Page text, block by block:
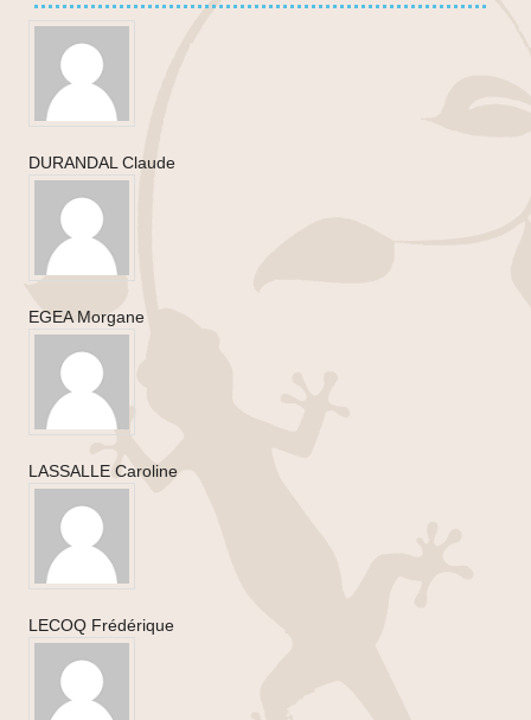
DURANDAL Claude
EGEA Morgane
LASSALLE Caroline
LECOQ Frédérique